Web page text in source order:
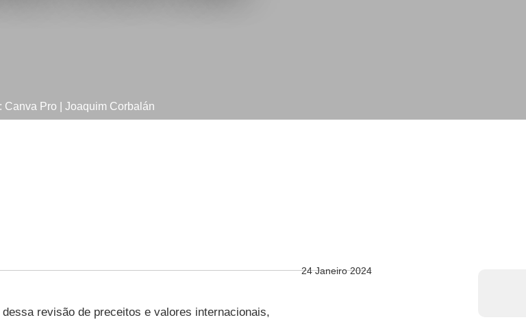
Canva Pro | Joaquim Corbalán
24 Janeiro 2024
revisão de preceitos e valores internacionais,